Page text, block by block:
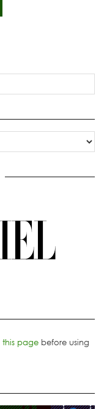
this page before using